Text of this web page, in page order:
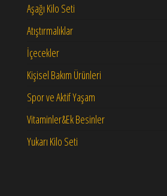
Aşağı Kilo Seti
Atıştırmalıklar
İçecekler
Kişisel Bakım Ürünleri
Spor ve Aktif Yaşam
Vitaminler&Ek Besinler
Yukarı Kilo Seti